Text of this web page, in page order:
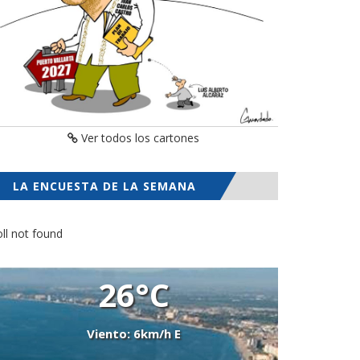
Ver todos los cartones
LA ENCUESTA DE LA SEMANA
not found
26°C
Viento: 6km/h E